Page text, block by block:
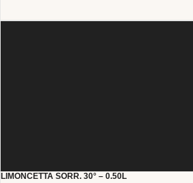
LIMONCETTA SORR. 30° – 0.50L